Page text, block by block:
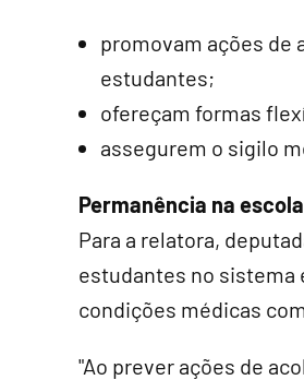
promovam ações de
estudantes;
ofereçam formas
assegurem o sigilo
Permanência na escola
Para a relatora,
estudantes no sistema
condições médicas
"Ao prever ações de